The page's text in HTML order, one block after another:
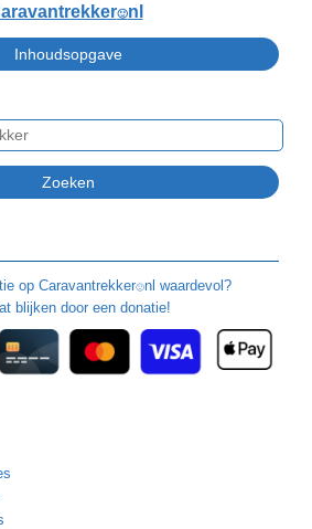
🙂nl
op Caravantrekker🙂nl waardevol?
blijken door een donatie!